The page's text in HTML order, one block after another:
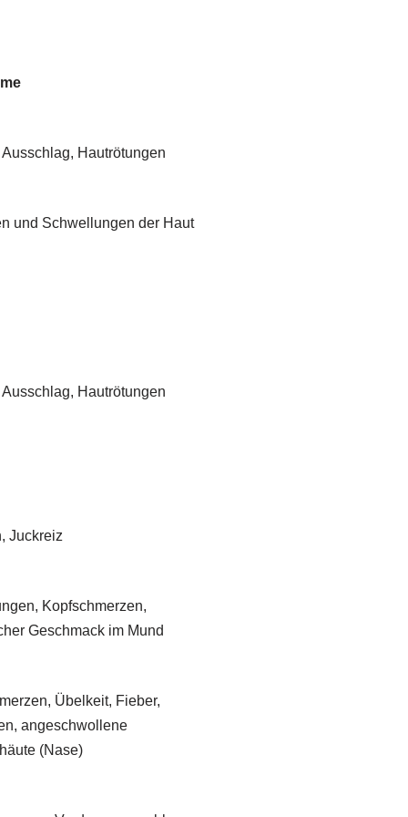
Hautrötungen
und Schwellungen der Haut
Hautrötungen
Juckreiz
Kopfschmerzen,
Geschmack im Mund
Übelkeit, Fieber,
angeschwollene
(Nase)